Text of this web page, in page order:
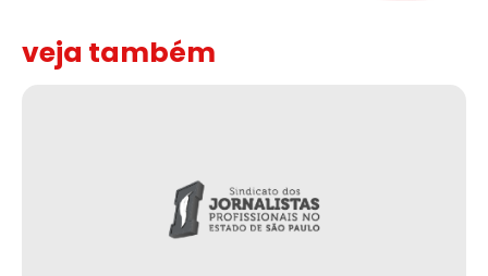
veja também